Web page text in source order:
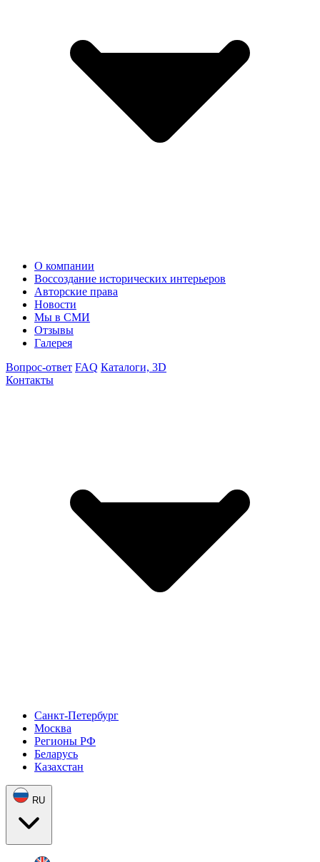
О компании
Воссоздание исторических интерьеров
Авторские права
Новости
Мы в СМИ
Отзывы
Галерея
Вопрос-ответ FAQ Каталоги, 3D
Контакты
Санкт-Петербург
Москва
Регионы РФ
Беларусь
Казахстан
RU